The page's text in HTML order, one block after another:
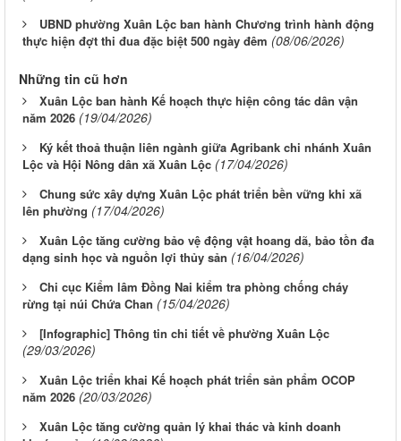
UBND phường Xuân Lộc ban hành Chương trình hành động
thực hiện đợt thi đua đặc biệt 500 ngày đêm (08/06/2026)
Những tin cũ hơn
Xuân Lộc ban hành Kế hoạch thực hiện công tác dân vận
năm 2026 (19/04/2026)
Ký kết thoả thuận liên ngành giữa Agribank chi nhánh Xuân
Lộc và Hội Nông dân xã Xuân Lộc (17/04/2026)
Chung sức xây dựng Xuân Lộc phát triển bền vững khi xã
lên phường (17/04/2026)
Xuân Lộc tăng cường bảo vệ động vật hoang dã, bảo tồn đa
dạng sinh học và nguồn lợi thủy sản (16/04/2026)
Chi cục Kiểm lâm Đồng Nai kiểm tra phòng chống cháy
rừng tại núi Chứa Chan (15/04/2026)
[Infographic] Thông tin chi tiết về phường Xuân Lộc
(29/03/2026)
Xuân Lộc triển khai Kế hoạch phát triển sản phẩm OCOP
năm 2026 (20/03/2026)
Xuân Lộc tăng cường quản lý khai thác và kinh doanh